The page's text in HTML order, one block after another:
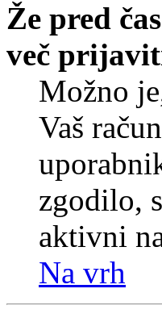
Že pred
več
Možno
Vaš
zgodilo,
aktivni
Na vrh